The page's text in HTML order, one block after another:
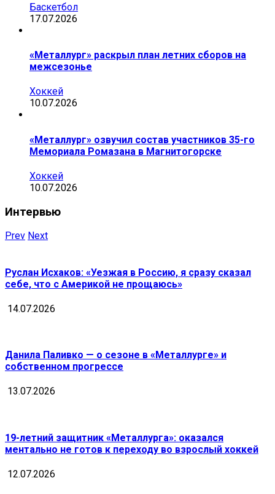
Баскетбол
17.07.2026
«Металлург» раскрыл план летних сборов на
межсезонье
Хоккей
10.07.2026
«Металлург» озвучил состав участников 35-го
Мемориала Ромазана в Магнитогорске
Хоккей
10.07.2026
Интервью
Prev Next
Руслан Исхаков: «Уезжая в Россию, я сразу сказал
себе, что с Америкой не прощаюсь»
14.07.2026
Данила Паливко — о сезоне в «Металлурге» и
собственном прогрессе
13.07.2026
19-летний защитник «Металлурга»: оказался
ментально не готов к переходу во взрослый хоккей
12.07.2026